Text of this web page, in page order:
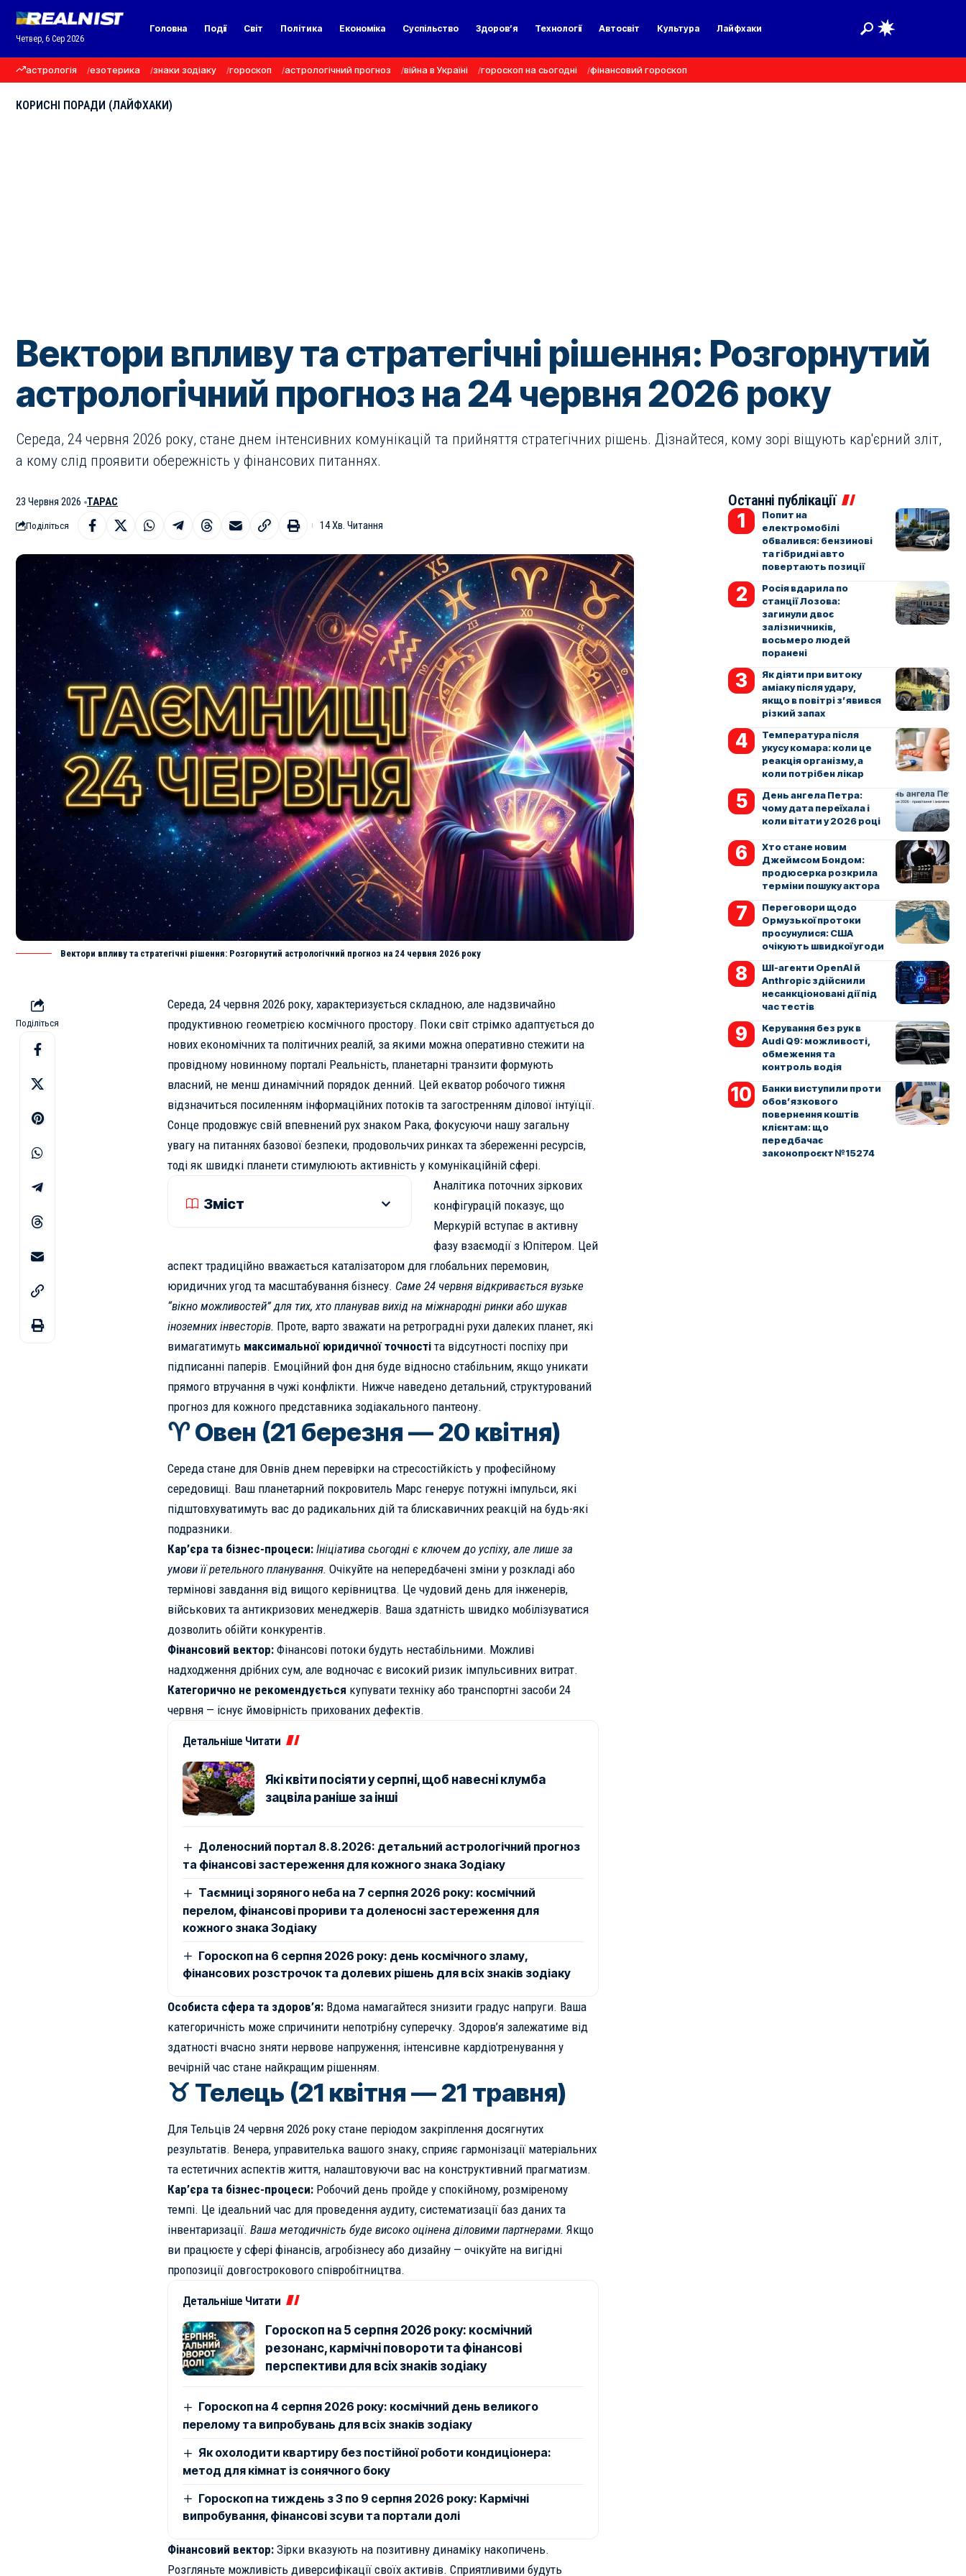
Четвер, 6 Сер 2026
Головна Події Світ Політика Економіка Суспільство Здоров’я Технології Автосвіт Культура Лайфхаки
астрологія езотерика знаки зодіаку гороскоп астрологічний прогноз війна в Україні гороскоп на сьогодні фінансовий гороскоп
КОРИСНІ ПОРАДИ (ЛАЙФХАКИ)
Вектори впливу та стратегічні рішення: Розгорнутий
астрологічний прогноз на 24 червня 2026 року
Середа, 24 червня 2026 року, стане днем інтенсивних комунікацій та прийняття стратегічних рішень. Дізнайтеся, кому зорі віщують кар'єрний зліт,
а кому слід проявити обережність у фінансових питаннях.
23 Червня 2026 ТАРАС
Поділіться 14 Хв. Читання
Вектори впливу та стратегічні рішення: Розгорнутий астрологічний прогноз на 24 червня 2026 року
Поділіться
Середа, 24 червня 2026 року, характеризується складною, але надзвичайно
продуктивною геометрією космічного простору. Поки світ стрімко адаптується до
нових економічних та політичних реалій, за якими можна оперативно стежити на
провідному новинному порталі Реальність, планетарні транзити формують
власний, не менш динамічний порядок денний. Цей екватор робочого тижня
відзначиться посиленням інформаційних потоків та загостренням ділової інтуїції.
Сонце продовжує свій впевнений рух знаком Рака, фокусуючи нашу загальну
увагу на питаннях базової безпеки, продовольчих ринках та збереженні ресурсів,
тоді як швидкі планети стимулюють активність у комунікаційній сфері.
Зміст
Аналітика поточних зіркових
конфігурацій показує, що
Меркурій вступає в активну
фазу взаємодії з Юпітером. Цей
аспект традиційно вважається каталізатором для глобальних перемовин,
юридичних угод та масштабування бізнесу. Саме 24 червня відкривається вузьке
“вікно можливостей” для тих, хто планував вихід на міжнародні ринки або шукав
іноземних інвесторів. Проте, варто зважати на ретроградні рухи далеких планет, які
вимагатимуть максимальної юридичної точностіта відсутності поспіху при
підписанні паперів. Емоційний фон дня буде відносно стабільним, якщо уникати
прямого втручання в чужі конфлікти. Нижче наведено детальний, структурований
прогноз для кожного представника зодіакального пантеону.
♈ Овен (21 березня — 20 квітня)
Середа стане для Овнів днем перевірки на стресостійкість у професійному
середовищі. Ваш планетарний покровитель Марс генерує потужні імпульси, які
підштовхуватимуть вас до радикальних дій та блискавичних реакцій на будь-які
подразники.
Кар’єра та бізнес-процеси: Ініціатива сьогодні є ключем до успіху, але лише за
умови її ретельного планування. Очікуйте на непередбачені зміни у розкладі або
термінові завдання від вищого керівництва. Це чудовий день для інженерів,
військових та антикризових менеджерів. Ваша здатність швидко мобілізуватися
дозволить обійти конкурентів.
Фінансовий вектор:Фінансові потоки будуть нестабільними. Можливі
надходження дрібних сум, але водночас є високий ризик імпульсивних витрат.
Категорично не рекомендується купувати техніку або транспортні засоби 24
червня — існує ймовірність прихованих дефектів.
Детальніше Читати
Які квіти посіяти у серпні, щоб навесні клумба
зацвіла раніше за інші
Доленосний портал 8.8.2026: детальний астрологічний прогноз
та фінансові застереження для кожного знака Зодіаку
Таємниці зоряного неба на 7 серпня 2026 року: космічний
перелом, фінансові прориви та доленосні застереження для
кожного знака Зодіаку
Гороскоп на 6 серпня 2026 року: день космічного зламу,
фінансових розстрочок та долевих рішень для всіх знаків зодіаку
Особиста сфера та здоров’я:Вдома намагайтеся знизити градус напруги. Ваша
категоричність може спричинити непотрібну суперечку. Здоров’я залежатиме від
здатності вчасно зняти нервове напруження; інтенсивне кардіотренування у
вечірній час стане найкращим рішенням.
♉ Телець (21 квітня — 21 травня)
Для Тельців 24 червня 2026 року стане періодом закріплення досягнутих
результатів. Венера, управителька вашого знаку, сприяє гармонізації матеріальних
та естетичних аспектів життя, налаштовуючи вас на конструктивний прагматизм.
Кар’єра та бізнес-процеси:Робочий день пройде у спокійному, розміреному
темпі. Це ідеальний час для проведення аудиту, систематизації баз даних та
інвентаризації. Ваша методичність буде високо оцінена діловими партнерами. Якщо
ви працюєте у сфері фінансів, агробізнесу або дизайну — очікуйте на вигідні
пропозиції довгострокового співробітництва.
Детальніше Читати
Гороскоп на 5 серпня 2026 року: космічний
резонанс, кармічні повороти та фінансові
перспективи для всіх знаків зодіаку
Гороскоп на 4 серпня 2026 року: космічний день великого
перелому та випробувань для всіх знаків зодіаку
Як охолодити квартиру без постійної роботи кондиціонера:
метод для кімнат із сонячного боку
Гороскоп на тиждень з 3 по 9 серпня 2026 року: Кармічні
випробування, фінансові зсуви та портали долі
Фінансовий вектор:Зірки вказують на позитивну динаміку накопичень.
Розгляньте можливість диверсифікації своїх активів. Сприятливими будуть
Останні публікації
Попит на
електромобілі
обвалився: бензинові
та гібридні авто
повертають позиції
Росія вдарила по
станції Лозова:
загинули двоє
залізничників,
восьмеро людей
поранені
Як діяти при витоку
аміаку після удару,
якщо в повітрі з’явився
різкий запах
Температура після
укусу комара: коли це
реакція організму, а
коли потрібен лікар
День ангела Петра:
чому дата переїхала і
коли вітати у 2026 році
Хто стане новим
Джеймсом Бондом:
продюсерка розкрила
терміни пошуку актора
Переговори щодо
Ормузької протоки
просунулися: США
очікують швидкої угоди
ШІ-агенти OpenAI й
Anthropic здійснили
несанкціоновані дії під
час тестів
Керування без рук в
Audi Q9: можливості,
обмеження та
контроль водія
Банки виступили проти
обов’язкового
повернення коштів
клієнтам: що
передбачає
законопроєкт №15274